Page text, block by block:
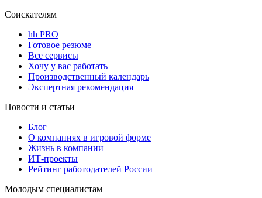
Соискателям
hh PRO
Готовое резюме
Все сервисы
Хочу у вас работать
Производственный календарь
Экспертная рекомендация
Новости и статьи
Блог
О компаниях в игровой форме
Жизнь в компании
ИТ-проекты
Рейтинг работодателей России
Молодым специалистам